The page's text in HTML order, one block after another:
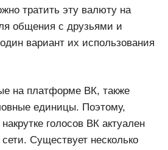
тратить эту валюту на
общения с друзьями и
вариант их использования
на платформе ВК, также
единицы. Поэтому,
голосов ВК актуален
Существует несколько